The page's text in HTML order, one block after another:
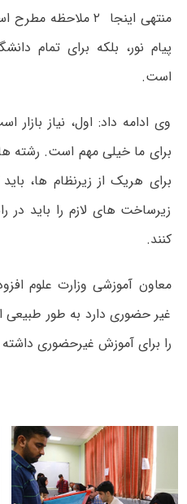
منتهی اینجا ۲
پیام نور، بلکه برای تمام
است.
وی ادامه داد: اول، نیاز بازار
برای ما خیلی مهم است. رشته
برای هریک از زیرنظام ها،
زیرساخت های لازم را باید در
کنند.
معاون آموزشی وزارت علوم
غیر حضوری دارد به طور طبیعی
را برای آموزش غیرحضوری